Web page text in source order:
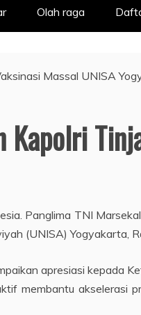
Olah raga
Kapolri
Panglima TNI
(UNISA) Yogyakarta,
apresiasi kepada
membantu akselerasi